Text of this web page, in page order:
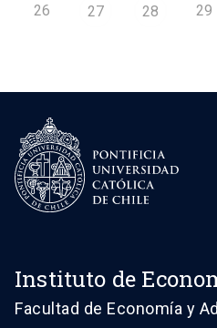
26 27 28 29
Instituto de
Facultad de Economía y